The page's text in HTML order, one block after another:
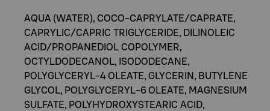
AQUA (WATER), COCO-CAPRYLATE/CAPRATE,
CAPRYLIC/CAPRIC TRIGLYCERIDE, DILINOLEIC
ACID/PROPANEDIOL COPOLYMER,
OCTYLDODECANOL, ISODODECANE,
POLYGLYCERYL-4 OLEATE, GLYCERIN, BUTYLENE
GLYCOL, POLYGLYCERYL-6 OLEATE, MAGNESIUM
SULFATE, POLYHYDROXYSTEARIC ACID,